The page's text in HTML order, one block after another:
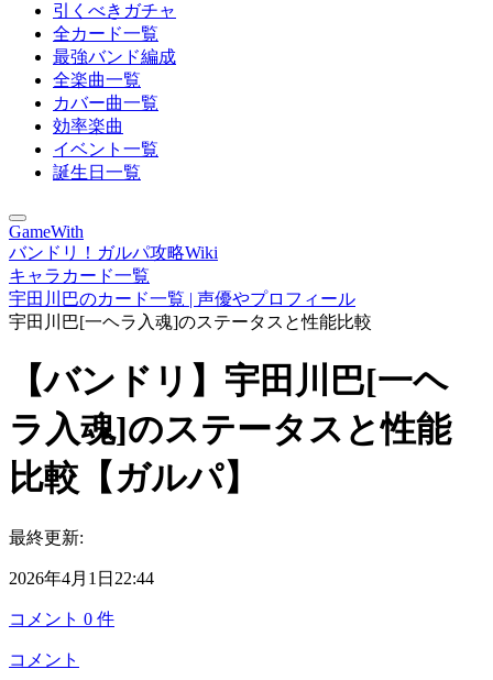
引くべきガチャ
全カード一覧
最強バンド編成
全楽曲一覧
カバー曲一覧
効率楽曲
イベント一覧
誕生日一覧
GameWith
バンドリ！ガルパ攻略Wiki
キャラカード一覧
宇田川巴のカード一覧 | 声優やプロフィール
宇田川巴[一ヘラ入魂]のステータスと性能比較
【バンドリ】宇田川巴[一ヘ
ラ入魂]のステータスと性能
比較【ガルパ】
最終更新:
2026年4月1日22:44
コメント 0 件
コメント